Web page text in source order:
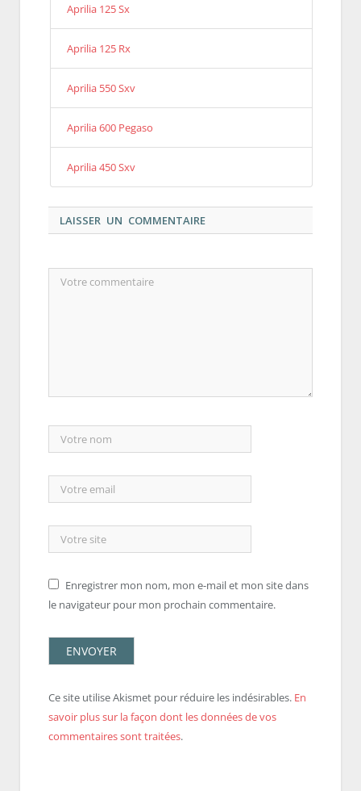
Aprilia 125 Sx
Aprilia 125 Rx
Aprilia 550 Sxv
Aprilia 600 Pegaso
Aprilia 450 Sxv
LAISSER UN COMMENTAIRE
Enregistrer mon nom, mon e-mail et mon site dans
le navigateur pour mon prochain commentaire.
Ce site utilise Akismet pour réduire les indésirables. En
savoir plus sur la façon dont les données de vos
commentaires sont traitées.